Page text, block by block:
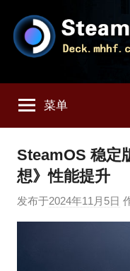
中
文
网
享
SteamDeck
用
信
菜单
SteamOS 稳定
想》性能提升
发布于2024年11月5日